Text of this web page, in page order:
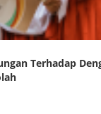
Terhadap